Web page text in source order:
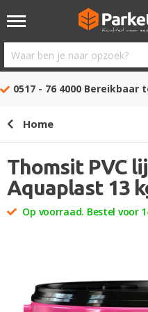
Waar
ben
opzoek?
0517 - 76 4000 Bereikbaar
Home
Thomsit PVC
Aquaplast 13
Op voorraad. Bestel voor